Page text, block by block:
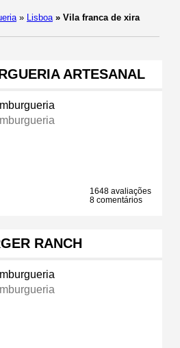
» Lisboa » Vila franca de xira
ARTESANAL
1648 avaliações
8 comentários
RANCH